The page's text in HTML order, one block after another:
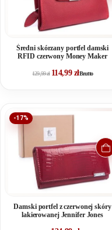
Średni skórzany portfel damski
RFID czerwony Money Maker
129,99zł 114,99 złBrutto
-17%
Damski portfel z czerwonej skóry
lakierowanej Jennifer Jones